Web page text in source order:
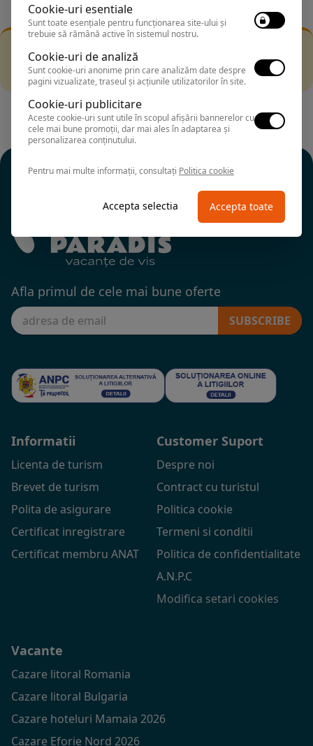
Incearca sa folosesti o cautarea mai generala sau alege
alte fitre.
Afla primul de cele mai bune oferte
SUBSCRIBE
Informatii
Licenta de turism
Brevet de turism
Polita de asigurare
Certificat inregistrare
Certificat membru ANAT
Customer Suport
Despre noi
Contract cu turistul
Politica cookie
Termeni si conditii
Politica de confidentialitate
A.N.P.C
Modifica setari cookies
Vacante
Cazare litoral Romania
Cazare litoral Bulgaria
Cazare hoteluri Mamaia 2026
Cazare Eforie Nord 2026
Cookie-uri esentiale
Sunt toate esențiale pentru funcționarea site-ului și
trebuie să rămână active în sistemul nostru.
Cookie-uri de analiză
Sunt cookie-uri anonime prin care analizăm date despre
pagini vizualizate, traseul și acțiunile utilizatorilor în site.
Cookie-uri publicitare
Aceste cookie-uri sunt utile în scopul afișării bannerelor cu
cele mai bune promoții, dar mai ales în adaptarea și
personalizarea conținutului.
Pentru mai multe informații, consultați Politica cookie
Accepta selectia Accepta toate